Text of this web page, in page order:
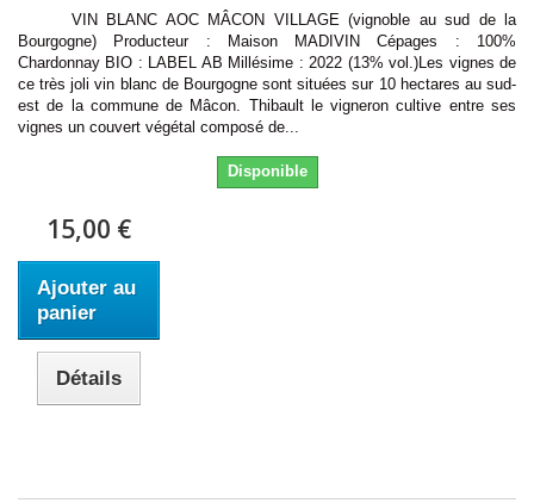
VIN BLANC AOC MÂCON VILLAGE (vignoble au sud de la
Bourgogne) Producteur : Maison MADIVIN Cépages : 100%
Chardonnay BIO : LABEL AB Millésime : 2022 (13% vol.)Les vignes de
ce très joli vin blanc de Bourgogne sont situées sur 10 hectares au sud-
est de la commune de Mâcon. Thibault le vigneron cultive entre ses
vignes un couvert végétal composé de...
Disponible
15,00 €
Ajouter au
panier
Détails